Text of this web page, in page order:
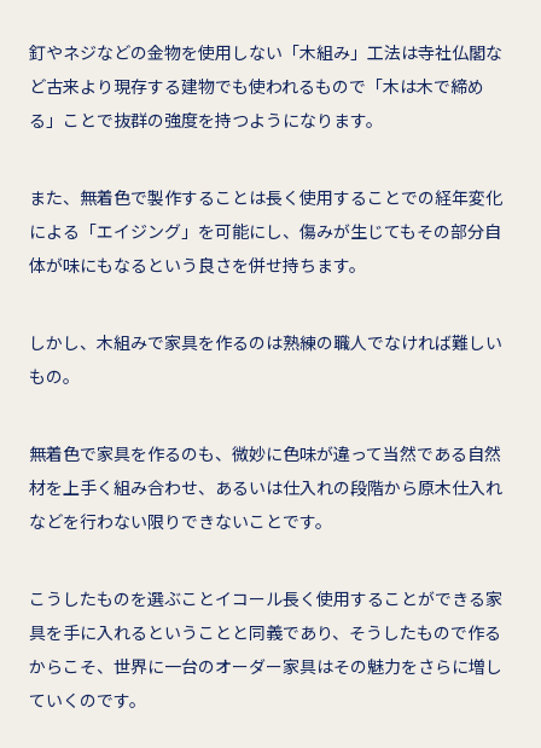
釘やネジなどの金物を使用しない「木組み」工法は寺社仏閣な
ど古来より現存する建物でも使われるもので「木は木で締め
る」ことで抜群の強度を持つようになります。
また、無着色で製作することは長く使用することでの経年変化
による「エイジング」を可能にし、傷みが生じてもその部分自
体が味にもなるという良さを併せ持ちます。
しかし、木組みで家具を作るのは熟練の職人でなければ難しい
もの。
無着色で家具を作るのも、微妙に色味が違って当然である自然
材を上手く組み合わせ、あるいは仕入れの段階から原木仕入れ
などを行わない限りできないことです。
こうしたものを選ぶことイコール長く使用することができる家
具を手に入れるということと同義であり、そうしたもので作る
からこそ、世界に一台のオーダー家具はその魅力をさらに増し
ていくのです。